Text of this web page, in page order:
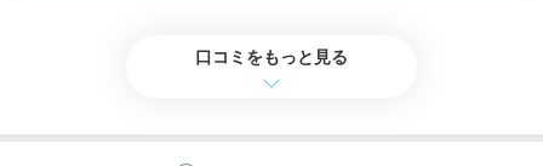
温泉風呂があればもっと良かった。バスタブや洗
面所は広かったが、やはり旅行ではゆっくりお風
細かいことですが、旅行で機器の充電が出来る
口コミをもっと見る